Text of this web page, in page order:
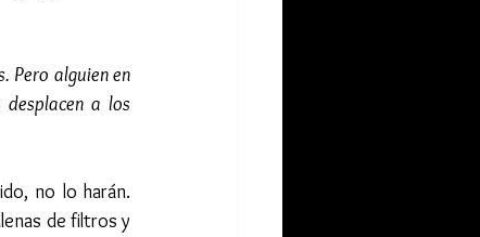
Pero alguien en
a los
no lo harán.
de filtros y